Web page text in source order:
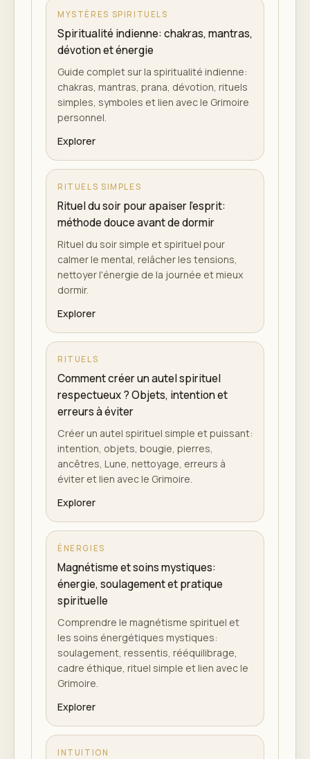
MYSTÈRES SPIRITUELS
Spiritualité indienne: chakras, mantras,
dévotion et énergie
Guide complet sur la spiritualité indienne:
chakras, mantras, prana, dévotion, rituels
simples, symboles et lien avec le Grimoire
personnel.
Explorer
RITUELS SIMPLES
Rituel du soir pour apaiser l'esprit:
méthode douce avant de dormir
Rituel du soir simple et spirituel pour
calmer le mental, relâcher les tensions,
nettoyer l'énergie de la journée et mieux
dormir.
Explorer
RITUELS
Comment créer un autel spirituel
respectueux ? Objets, intention et
erreurs à éviter
Créer un autel spirituel simple et puissant:
intention, objets, bougie, pierres,
ancêtres, Lune, nettoyage, erreurs à
éviter et lien avec le Grimoire.
Explorer
ÉNERGIES
Magnétisme et soins mystiques:
énergie, soulagement et pratique
spirituelle
Comprendre le magnétisme spirituel et
les soins énergétiques mystiques:
soulagement, ressentis, rééquilibrage,
cadre éthique, rituel simple et lien avec le
Grimoire.
Explorer
INTUITION